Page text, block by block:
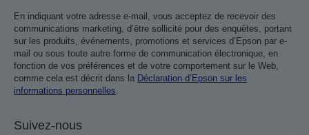
En indiquant votre adresse e-mail, vous acceptez de recevoir des
communications marketing, d’être sollicité pour des enquêtes, portant
sur les produits, événements, promotions et services d’Epson par e-
mail ou sous toute autre forme de communication électronique, en
fonction de vos préférences et de votre comportement sur le Web,
comme cela est décrit dans la Déclaration d’Epson sur les
informations personnelles
Suivez-nous